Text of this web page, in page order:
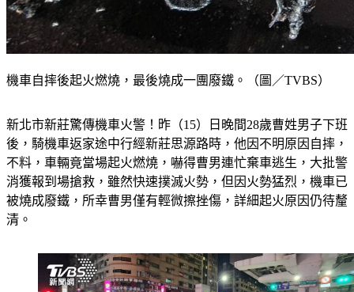
後，騎機車返家途中行經新莊思源路時，他因不明原因自摔，
不料，車輛竟當場起火燃燒，嚇得曹男連忙棄車逃生，大批警
消獲報到場搶救，雖然快速撲滅火勢，但因火勢猛烈，機車已
被燒成廢鐵，所幸曹男僅有輕微擦挫傷，詳細起火原因仍待釐
清。